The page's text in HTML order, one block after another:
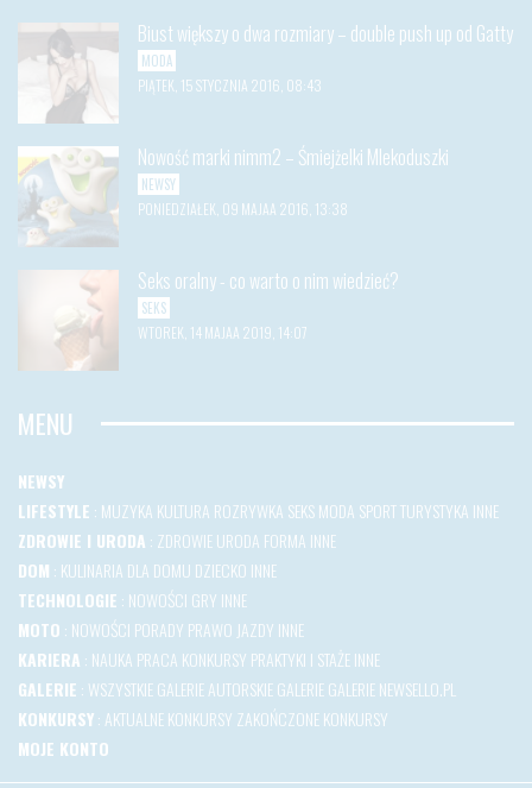
Biust większy o dwa rozmiary – double push up od Gatty
MODA
PIĄTEK, 15 STYCZNIA 2016, 08:43
Nowość marki nimm2 – Śmiejżelki Mlekoduszki
NEWSY
PONIEDZIAŁEK, 09 MAJAA 2016, 13:38
Seks oralny - co warto o nim wiedzieć?
SEKS
WTOREK, 14 MAJAA 2019, 14:07
MENU
NEWSY
LIFESTYLE : MUZYKA KULTURA ROZRYWKA SEKSMODA SPORTTURYSTYKA INNE
ZDROWIE I URODA : ZDROWIEURODA FORMA INNE
DOM : KULINARIA DLA DOMU DZIECKO INNE
TECHNOLOGIE : NOWOŚCI GRY INNE
MOTO : NOWOŚCI PORADY PRAWO JAZDY INNE
KARIERA : NAUKA PRACA KONKURSY PRAKTYKI I STAŻEINNE
GALERIE : WSZYSTKIE GALERIEAUTORSKIE GALERIEGALERIE NEWSELLO.PL
KONKURSY: AKTUALNE KONKURSY ZAKOŃCZONE KONKURSY
MOJE KONTO